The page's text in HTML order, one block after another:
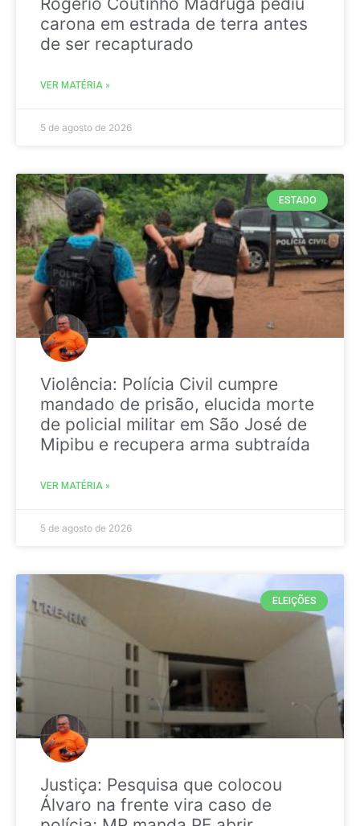
carona em estrada de terra antes
de ser recapturado
VER MATÉRIA »
5 de agosto de 2026
ESTADO
Violência: Polícia Civil cumpre
mandado de prisão, elucida morte
de policial militar em São José de
Mipibu e recupera arma subtraída
VER MATÉRIA »
5 de agosto de 2026
ELEIÇÕES
Justiça: Pesquisa que colocou
Álvaro na frente vira caso de